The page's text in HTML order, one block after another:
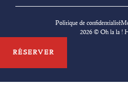
Politique de confidentialité
2026 © Oh la la !
RÉSERVER